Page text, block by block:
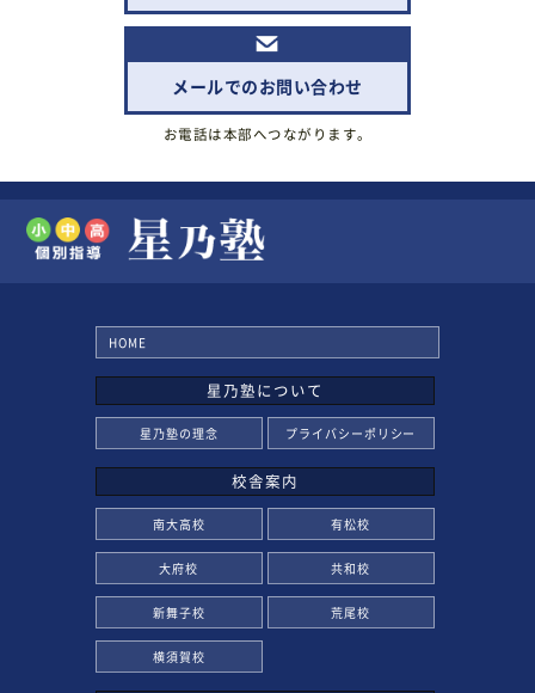
メールでのお問い合わせ
お電話は本部へつながります。
HOME
星乃塾について
星乃塾の理念 プライバシーポリシー
校舎案内
南大高校 有松校
大府校 共和校
新舞子校 荒尾校
横須賀校